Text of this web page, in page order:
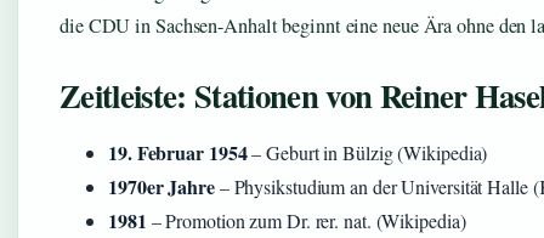
die CDU in Sachsen-Anhalt beginnt eine neue Ära ohne den
Zeitleiste: Stationen von Reiner
19. Februar 1954– Geburt in Bülzig (Wikipedia)
1970er Jahre– Physikstudium an der Universität Halle
1981 – Promotion zum Dr. rer. nat. (Wikipedia)